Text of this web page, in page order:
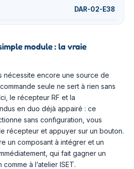
DAR-02-E38
module : la vraie
nécessite encore une source de
seule ne sert à rien sans
le récepteur RF et la
en duo déjà appairé : ce
sans configuration, vous
récepteur et appuyer sur un bouton.
un composant à intégrer et un
qui fait gagner un
à l’atelier ISET.